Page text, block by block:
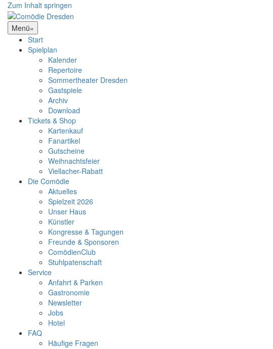
Zum Inhalt springen
Menü»
Start
Spielplan
Kalender
Repertoire
Sommertheater Dresden
Gastspiele
Archiv
Download
Tickets & Shop
Kartenkauf
Fanartikel
Gutscheine
Weihnachtsfeier
Viellacher-Rabatt
Die Comödie
Aktuelles
Spielzeit 2026
Unser Haus
Künstler
Kongresse & Tagungen
Freunde & Sponsoren
ComödienClub
Stuhlpatenschaft
Service
Anfahrt & Parken
Gastronomie
Newsletter
Jobs
Hotel
FAQ
Häufige Fragen